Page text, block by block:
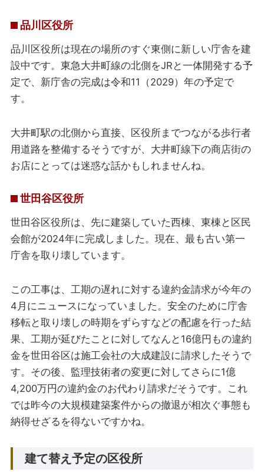
品川区役所
品川区役所は現在の場所のすぐ東側に新しい庁舎を建
設中です。東急大井町線の北側をJRと一体開発する予
定で、新庁舎の完成は令和11（2029）年の予定で
す。
大井町駅の北側から直接、区役所までつながる歩行者
用道路を整備するそうですが、大井町線下の商店街の
お店にとっては迷惑な話かもしれませんね。
世田谷区役所
世田谷区役所は、先に建築していた西棟、東棟と区民
会館が2024年に完成しました。現在、最も古い第一
庁舎を取り壊しています。
この工事は、工期の遅れに対する違約金請求が今年の
4月にニュースになっていました。安全のために庁舎
移転と取り壊しの時期をずらすなどの配慮を行った結
果、工期が延びたことに対してなんと16億円もの違約
金を世田谷区は施工会社の大成建設に請求したそうで
す。その後、監理技術者の変更に対してさらに1億
4,200万円の違約金のお代わり請求だそうです。これ
では昨今の大規模建築案件からの撤退が相次ぐ事態も
納得せざるを得ないですかね。
建て替え予定の区役所